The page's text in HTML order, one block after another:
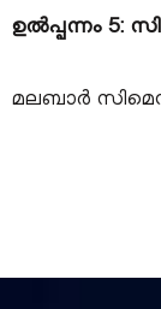
ഉൽപ്പന്നം 5:
മലബാർ